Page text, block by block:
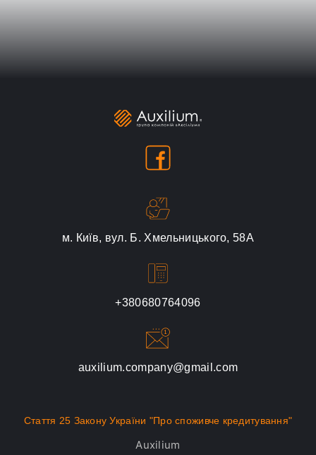
м. Київ, вул. Б. Хмельницького, 58А
+380680764096
auxilium.company@gmail.com
Стаття 25 Закону України "Про споживче кредитування"
Auxilium